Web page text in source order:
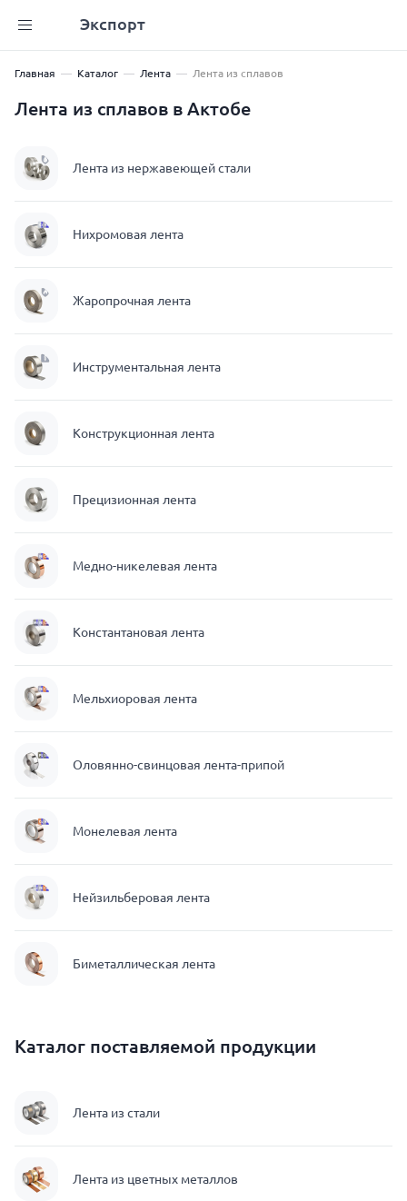
Экспорт
Главная Каталог Лента Лента из сплавов
Лента из сплавов в Актобе
Лента из нержавеющей стали
Нихромовая лента
Жаропрочная лента
Инструментальная лента
Конструкционная лента
Прецизионная лента
Медно-никелевая лента
Константановая лента
Мельхиоровая лента
Оловянно-свинцовая лента-припой
Монелевая лента
Нейзильберовая лента
Биметаллическая лента
Каталог поставляемой продукции
Лента из стали
Лента из цветных металлов